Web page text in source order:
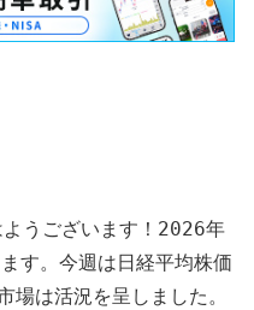
うございます！2026年
す。今週は日経平均株価
場は活況を呈しました。